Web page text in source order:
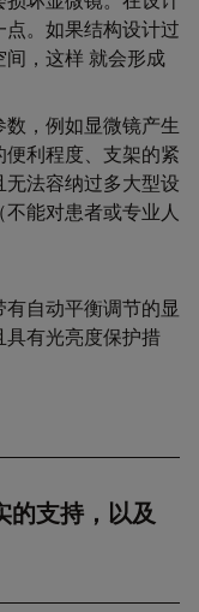
。如果结构设计过
，这样 就会形成
数，例如显微镜产生
利程度、支架的紧
法容纳过多大型设
能对患者或专业人
自动平衡调节的显
有光亮度保护措
的支持，以及